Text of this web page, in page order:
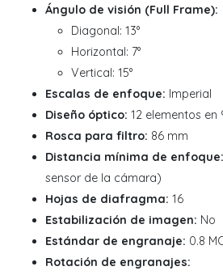
Ángulo de visión (Full Frame):
Diagonal: 13°
Horizontal: 7°
Vertical: 15°
Escalas de enfoque: Imperial
Diseño óptico: 12 elementos en
Rosca para filtro: 86 mm
Distancia mínima de enfoque:
sensor de la cámara)
Hojas de diafragma: 16
Estabilización de imagen: No
Estándar de engranaje: 0.8
Rotación de engranajes: